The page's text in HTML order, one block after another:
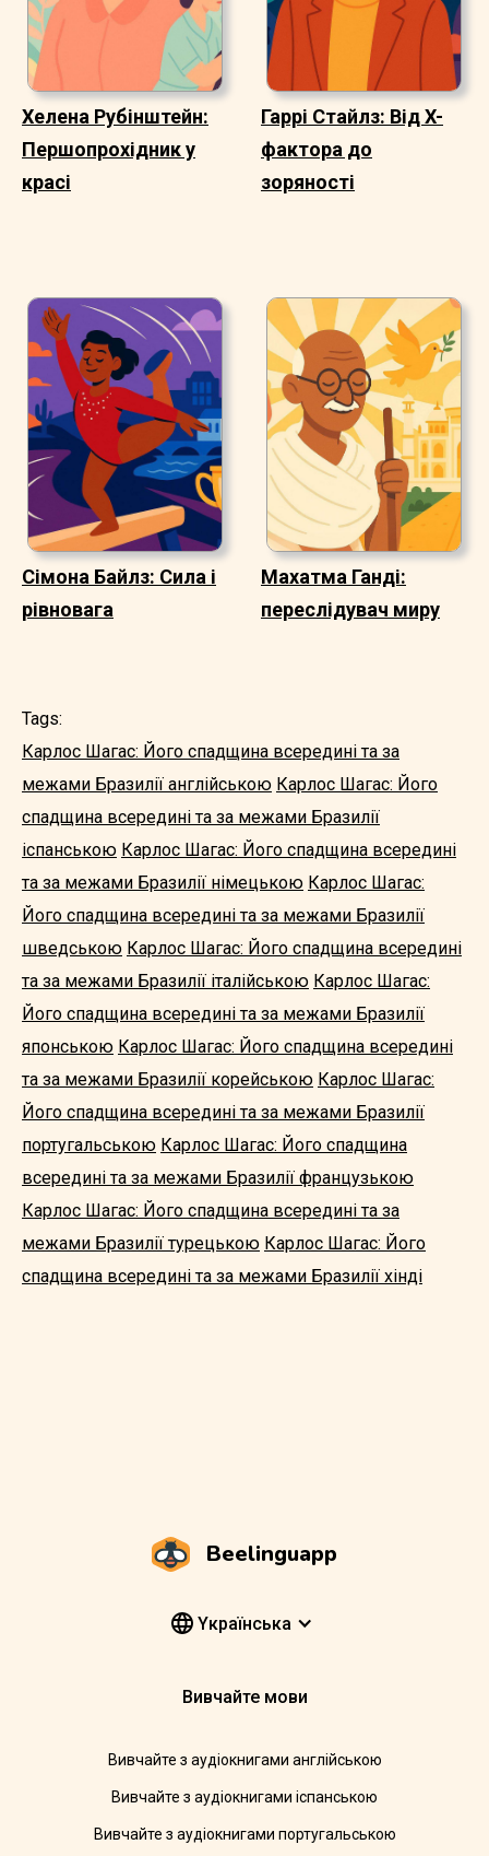
Хелена Рубінштейн:
Першопрохідник у
красі
Гаррі Стайлз: Від X-
фактора до
зоряності
Сімона Байлз: Сила і
рівновага
Махатма Ганді:
переслідувач миру
Tags:
Карлос Шагас: Його спадщина всередині та за
межами Бразилії англійською Карлос Шагас: Його
спадщина всередині та за межами Бразилії
іспанською Карлос Шагас: Його спадщина всередині
та за межами Бразилії німецькою Карлос Шагас:
Його спадщина всередині та за межами Бразилії
шведською Карлос Шагас: Його спадщина всередині
та за межами Бразилії італійською Карлос Шагас:
Його спадщина всередині та за межами Бразилії
японською Карлос Шагас: Його спадщина всередині
та за межами Бразилії корейською Карлос Шагас:
Його спадщина всередині та за межами Бразилії
португальською Карлос Шагас: Його спадщина
всередині та за межами Бразилії французькою
Карлос Шагас: Його спадщина всередині та за
межами Бразилії турецькою Карлос Шагас: Його
спадщина всередині та за межами Бразилії хінді
Beelinguapp
Yкраїнська
Вивчайте мови
Вивчайте з аудіокнигами англійською
Вивчайте з аудіокнигами іспанською
Вивчайте з аудіокнигами португальською